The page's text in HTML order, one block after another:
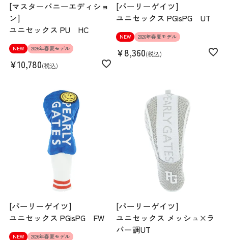
[マスターバニーエディショ
ン]
ユニセックス PU HC
NEW 2026年春夏モデル
¥10,780 税込
[パーリーゲイツ]
ユニセックス PGisPG UT
NEW 2026年春夏モデル
¥8,360 税込
[パーリーゲイツ]
ユニセックス PGisPG FW
NEW 2026年春夏モデル
[パーリーゲイツ]
ユニセックス メッシュ×ラ
バー調UT